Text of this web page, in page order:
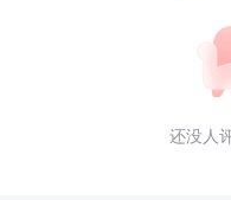
还没人